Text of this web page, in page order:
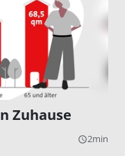
Zuhause
query_builder2min